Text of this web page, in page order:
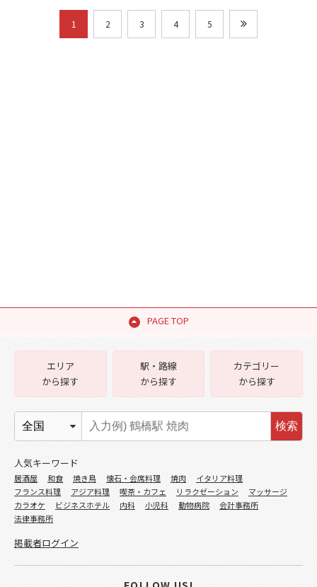
1 2 3 4 5
PAGE TOP
エリア
から探す
駅・路線
から探す
カテゴリー
から探す
検索
人気キーワード
居酒屋 和食 焼き鳥 懐石・会席料理 焼肉
イタリア料理
フランス料理
アジア料理 喫茶・カフェ リラクゼーション
マッサージ
カラオケ
ビジネスホテル 内科 小児科 動物病院
会計事務所
法律事務所
掲載者ログイン